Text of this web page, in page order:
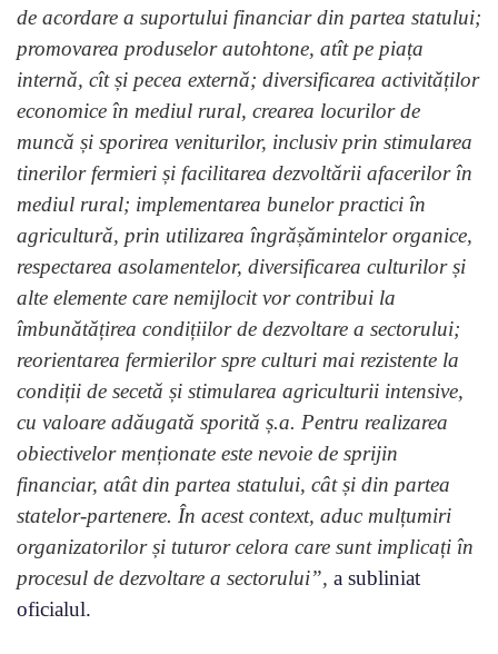
de acordare a suportului financiar din partea statului;
promovarea produselor autohtone, atît pe piața
internă, cît și pecea externă; diversificarea activităților
economice în mediul rural, crearea locurilor de
muncă și sporirea veniturilor, inclusiv prin stimularea
tinerilor fermieri și facilitarea dezvoltării afacerilor în
mediul rural; implementarea bunelor practici în
agricultură, prin utilizarea îngrășămintelor organice,
respectarea asolamentelor, diversificarea culturilor și
alte elemente care nemijlocit vor contribui la
îmbunătățirea condițiilor de dezvoltare a sectorului;
reorientarea fermierilor spre culturi mai rezistente la
condiții de secetă și stimularea agriculturii intensive,
cu valoare adăugată sporită ș.a. Pentru realizarea
obiectivelor menționate este nevoie de sprijin
financiar, atât din partea statului, cât și din partea
statelor-partenere. În acest context, aduc mulțumiri
organizatorilor și tuturor celora care sunt implicați în
procesul de dezvoltare a sectorului”, a subliniat
oficialul.